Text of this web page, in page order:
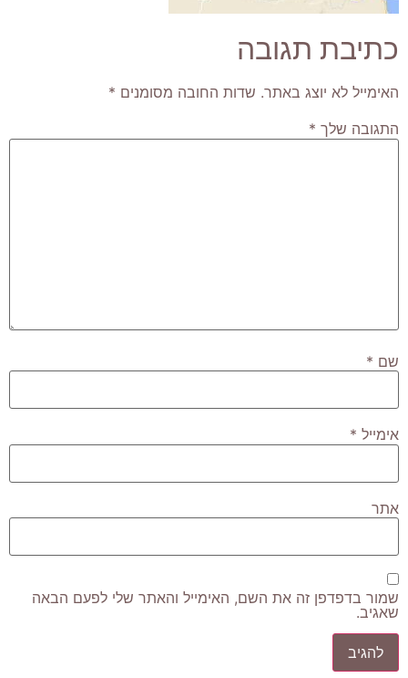
כתיבת תגובה
האימייל לא יוצג באתר. שדות החובה מסומנים *
התגובה שלך *
שם *
אימייל *
אתר
שמור בדפדפן זה את השם, האימייל והאתר שלי לפעם הבאה
שאגיב.